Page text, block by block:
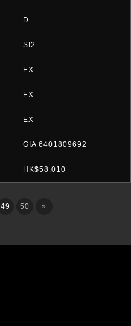
D
SI2
EX
EX
EX
GIA 6401809692
HK$58,010
49 50 »